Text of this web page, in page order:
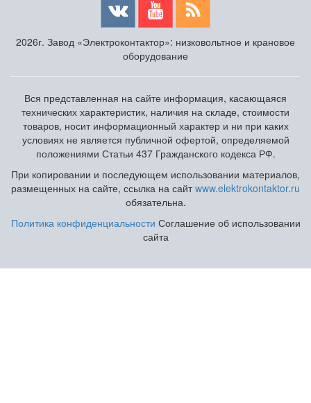
2026г. Завод «Электроконтактор»: низковольтное и крановое
оборудование
Вся представленная на сайте информация, касающаяся
технических характеристик, наличия на складе, стоимости
товаров, носит информационный характер и ни при каких
условиях не является публичной офертой, определяемой
положениями Статьи 437 Гражданского кодекса РФ.
При копировании и последующем использовании материалов,
размещенных на сайте, ссылка на сайтwww.elektrokontaktor.ru
обязательна.
Политика конфиденциальности Соглашение об использовании
сайта